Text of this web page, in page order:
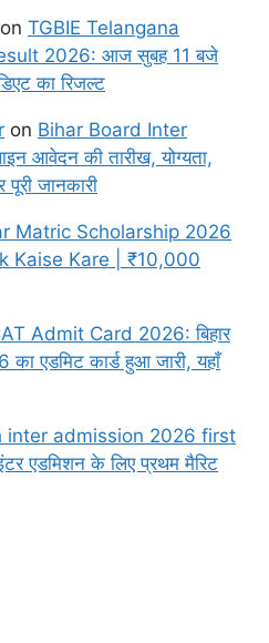
on TGBIE Telangana
2026: आज सुबह 11 बजे
का रिजल्ट
on Bihar Board Inter
आवेदन की तारीख, योग्यता,
जानकारी
Matric Scholarship 2026
Kaise Kare | ₹10,000
Admit Card 2026: बिहार
का एडमिट कार्ड हुआ जारी, यहाँ
inter admission 2026 first
एडमिशन के लिए प्रथम मैरिट